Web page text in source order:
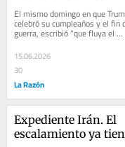
El mismo domingo en que
celebró su cumpleaños y el fin
guerra, escribió “que fluya el
petróleo”, mientras caían bombas
israelíes...
15.06.2026
30
La Razón
Expediente Irán. El
escalamiento ya